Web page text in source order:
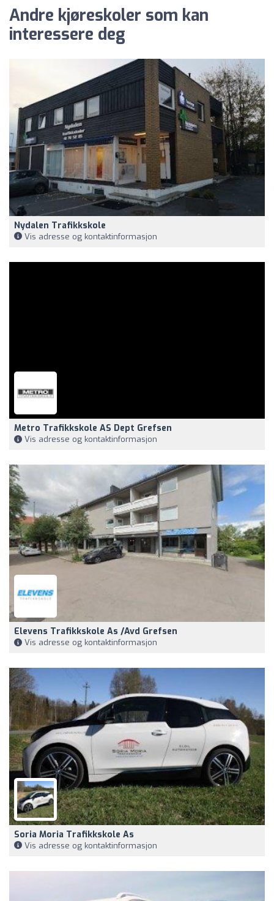
Andre kjøreskoler som kan
interessere deg
Nydalen Trafikkskole
Vis adresse og kontaktinformasjon
Metro Trafikkskole AS Dept Grefsen
Vis adresse og kontaktinformasjon
Elevens Trafikkskole As /avd Grefsen
Vis adresse og kontaktinformasjon
Soria Moria Trafikkskole As
Vis adresse og kontaktinformasjon